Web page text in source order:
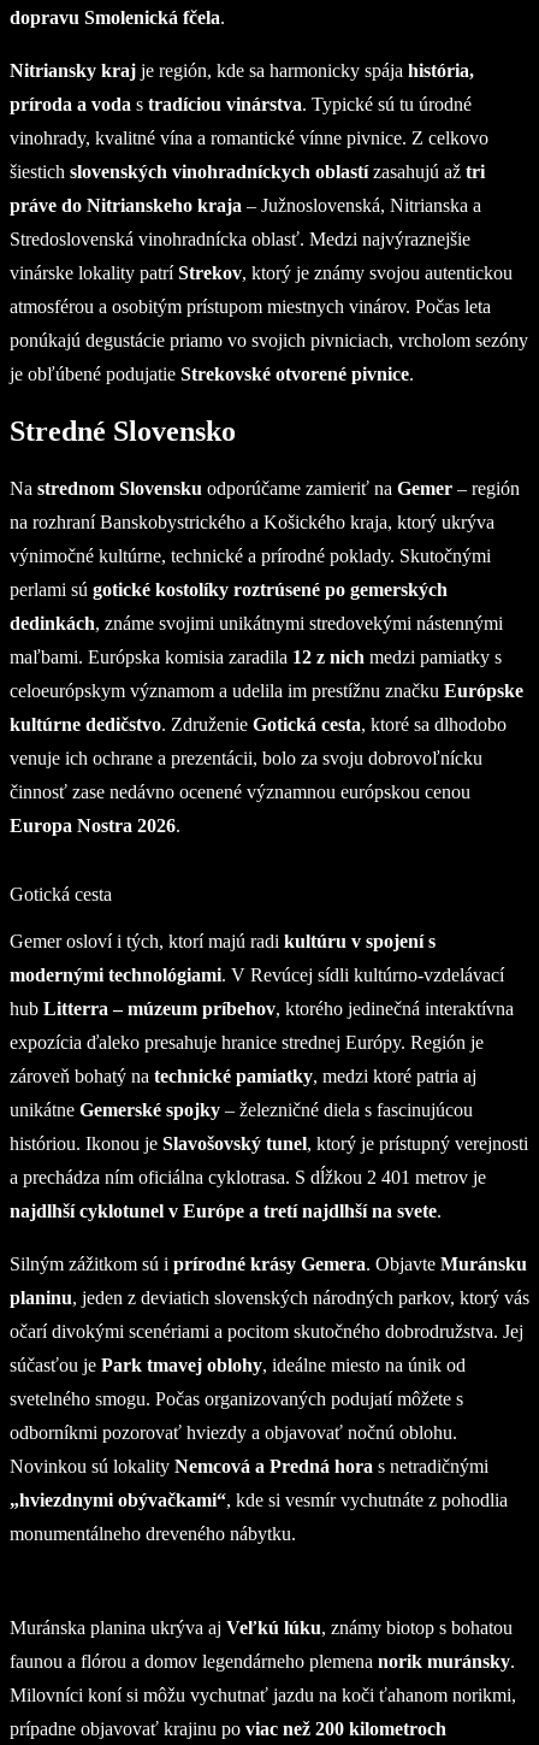
dopravu Smolenická fčela.
Nitriansky kraj je región, kde sa harmonicky spája história,
príroda a voda s tradíciou vinárstva. Typické sú tu úrodné
vinohrady, kvalitné vína a romantické vínne pivnice. Z celkovo
šiestich slovenských vinohradníckych oblastízasahujú až tri
práve do Nitrianskeho kraja – Južnoslovenská, Nitrianska a
Stredoslovenská vinohradnícka oblasť. Medzi najvýraznejšie
vinárske lokality patríStrekov, ktorý je známy svojou autentickou
atmosférou a osobitým prístupom miestnych vinárov. Počas leta
ponúkajú degustácie priamo vo svojich pivniciach, vrcholom sezóny
je obľúbené podujatie Strekovské otvorené pivnice.
Stredné Slovensko
Na strednom Slovensku odporúčame zamieriť na Gemer – región
na rozhraní Banskobystrického a Košického kraja, ktorý ukrýva
výnimočné kultúrne, technické a prírodné poklady. Skutočnými
perlami sú gotické kostolíky roztrúsené po gemerských
dedinkách, známe svojimi unikátnymi stredovekými nástennými
maľbami. Európska komisia zaradila 12 z nich medzi pamiatky s
celoeurópskym významom a udelila im prestížnu značku Európske
kultúrne dedičstvo. Združenie Gotická cesta, ktoré sa dlhodobo
venuje ich ochrane a prezentácii, bolo za svoju dobrovoľnícku
činnosť zase nedávno ocenené významnou európskou cenou
Europa Nostra 2026.
Gotická cesta
Gemer osloví i tých, ktorí majú radi kultúru v spojení s
modernými technológiami. V Revúcej sídli kultúrno-vzdelávací
hub Litterra – múzeum príbehov, ktorého jedinečná interaktívna
expozícia ďaleko presahuje hranice strednej Európy. Región je
zároveň bohatý na technické pamiatky, medzi ktoré patria aj
unikátne Gemerské spojky – železničné diela s fascinujúcou
históriou. Ikonou je Slavošovský tunel, ktorý je prístupný verejnosti
a prechádza ním oficiálna cyklotrasa. S dĺžkou 2 401 metrov je
najdlhší cyklotunel v Európe a tretí najdlhší na svete.
Silným zážitkom sú i prírodné krásy Gemera. Objavte Muránsku
planinu, jeden z deviatich slovenských národných parkov, ktorý vás
očarí divokými scenériami a pocitom skutočného dobrodružstva. Jej
súčasťou je Park tmavej oblohy, ideálne miesto na únik od
svetelného smogu. Počas organizovaných podujatí môžete s
odborníkmi pozorovať hviezdy a objavovať nočnú oblohu.
Novinkou sú lokality Nemcová a Predná hora s netradičnými
„hviezdnymi obývačkami“, kde si vesmír vychutnáte z pohodlia
monumentálneho dreveného nábytku.
Muránska planina ukrýva aj Veľkú lúku, známy biotop s bohatou
faunou a flórou a domov legendárneho plemena norik muránsky.
Milovníci koní si môžu vychutnať jazdu na koči ťahanom norikmi,
prípadne objavovať krajinu po viac než 200 kilometroch